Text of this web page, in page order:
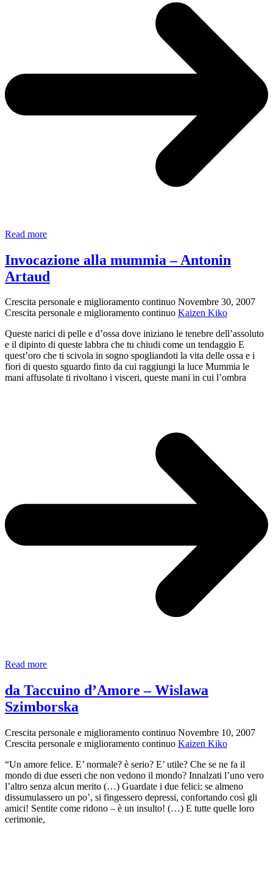
Read moreDigitale
Giovanni
Pascoli
Invocazione alla mummia – Antonin
Artaud
Crescita personale e miglioramento continuo Novembre 30, 2007
Crescita personale e miglioramento continuo Kaizen Kiko
Queste narici di pelle e d’ossa dove iniziano le tenebre dell’assoluto
e il dipinto di queste labbra che tu chiudi come un tendaggio E
quest’oro che ti scivola in sogno spogliandoti la vita delle ossa e i
fiori di questo sguardo finto da cui raggiungi la luce Mummia le
mani affusolate ti rivoltano i visceri, queste mani in cui l’ombra
Read moreInvocazione
mummia
–
Antonin
da Taccuino d’Amore – Wislawa
Szimborska
Crescita personale e miglioramento continuo Novembre 10, 2007
Crescita personale e miglioramento continuo Kaizen Kiko
“Un amore felice. E’ normale? è serio? E’ utile? Che se ne fa il
mondo di due esseri che non vedono il mondo? Innalzati l’uno vero
l’altro senza alcun merito (…) Guardate i due felici: se almeno
dissumulassero un po’, si fingessero depressi, confortando così gli
amici! Sentite come ridono – è un insulto! (…) E tutte quelle loro
cerimonie,